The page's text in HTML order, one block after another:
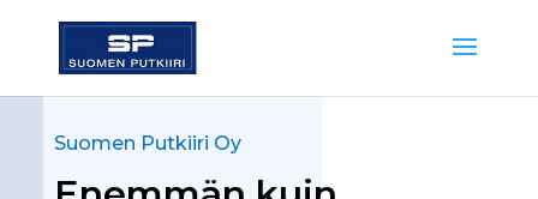
Suomen Putkiiri Oy